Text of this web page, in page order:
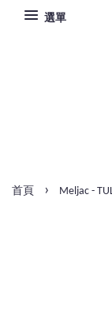
選單
首頁 › Meljac -